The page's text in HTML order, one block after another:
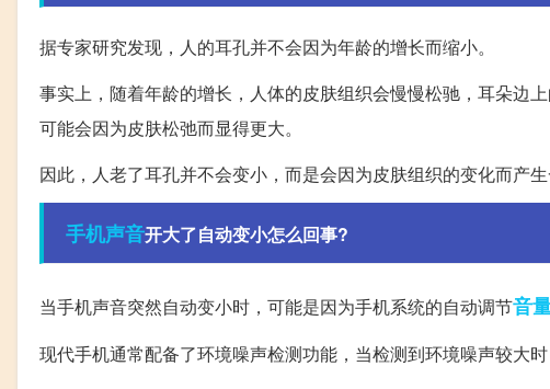
据专家研究发现，人的耳孔并不会因为年龄的增长而缩小。
事实上，随着年龄的增长，人体的皮肤组织会慢慢松驰，耳朵边
可能会因为皮肤松弛而显得更大。
因此，人老了耳孔并不会变小，而是会因为皮肤组织的变化而产生
手机声音开大了自动变小怎么回事?
当手机声音突然自动变小时，可能是因为手机系统的自动调节音
现代手机通常配备了环境噪声检测功能，当检测到环境噪声较大